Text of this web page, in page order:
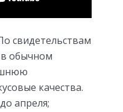
свидетельствам
обычном
качества.
апреля;